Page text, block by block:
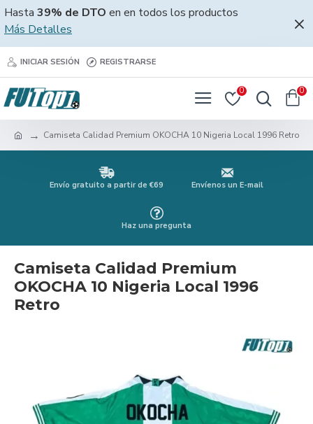
Hasta 39% de DTO en en todos los productos
Más Detalles
INICIAR SESIÓN REGISTRARSE
0 0
Camiseta Calidad Premium OKOCHA 10 Nigeria Local 1996 Retro
Envío gratuito a partir de €69 Envíenos un E-mail
Haz una pregunta
Camiseta Calidad Premium
OKOCHA 10 Nigeria Local 1996
Retro